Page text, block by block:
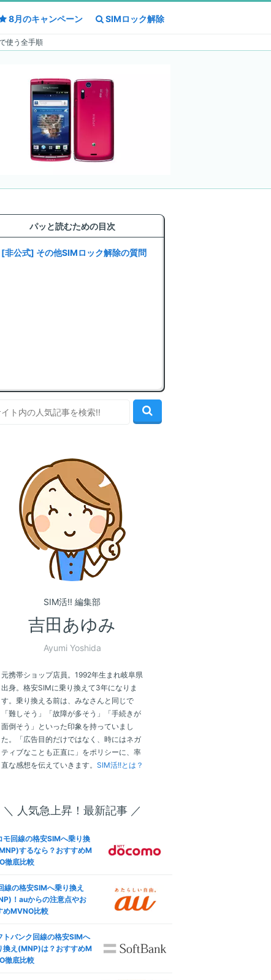
8月のキャンペーン SIMロック解除
使う全手順
パッと読むための目次
[非公式] その他SIMロック解除の質問
SIM活!! 編集部
吉田あゆみ
Ayumi Yoshida
元携帯ショップ店員。1992年生まれ岐阜県
出身。格安SIMに乗り換えて3年になりま
す。乗り換える前は、みなさんと同じで
「難しそう」「故障が多そう」「手続きが
面倒そう」といった印象を持っていまし
た。「広告目的だけではなく、時にはネガ
ティブなことも正直に」をポリシーに、率
直な感想を伝えていきます。 SIM活!!とは？
＼ 人気急上昇！最新記事 ／
モ回線の格安SIMへ乗り換
するなら？おすすめM
徹底比較
線の格安SIMへ乗り換え
！auからの注意点やお
めMVNO比較
トバンク回線の格安SIMへ
換え(MNP)は？おすすめM
徹底比較
8月のキャンペーン SIMロック解除